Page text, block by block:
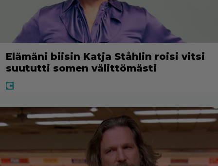
Elämäni biisin Katja Ståhlin roisi vitsi
suututti somen välittömästi